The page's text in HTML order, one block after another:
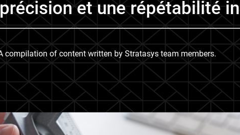
et une répétabilité
compilation of content written by Stratasys team members.